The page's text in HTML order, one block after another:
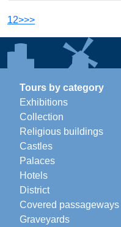
12>>>
Tours by category
Exhibitions
Collection
Religious buildings
Castles
Palaces
Hotels
District
Covered passageways
Graveyards